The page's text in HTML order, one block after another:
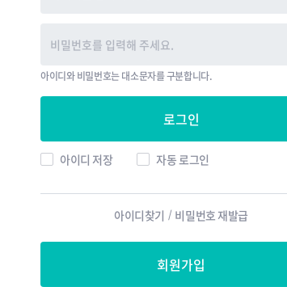
아이디와 비밀번호는 대소문자를 구분합니다.
로그인
아이디 저장 자동 로그인
아이디찾기 / 비밀번호 재발급
회원가입